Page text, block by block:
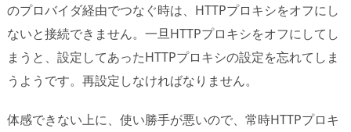
のプロバイダ経由でつなぐ時は、HTTPプロキシをオフにし
ないと接続できません。一旦HTTPプロキシをオフにしてし
まうと、設定してあったHTTPプロキシの設定を忘れてしま
うようです。再設定しなければなりません。
体感できない上に、使い勝手が悪いので、常時HTTPプロキ